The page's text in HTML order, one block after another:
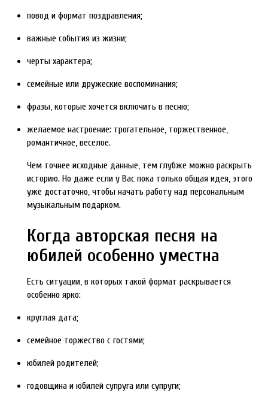
повод и формат поздравления;
важные события из жизни;
черты характера;
семейные или дружеские воспоминания;
фразы, которые хочется включить в песню;
желаемое настроение: трогательное, торжественное,
романтичное, веселое.
Чем точнее исходные данные, тем глубже можно раскрыть
историю. Но даже если у Вас пока только общая идея, этого
уже достаточно, чтобы начать работу над персональным
музыкальным подарком.
Когда авторская песня на
юбилей особенно уместна
Есть ситуации, в которых такой формат раскрывается
особенно ярко:
круглая дата;
семейное торжество с гостями;
юбилей родителей;
годовщина и юбилей супруга или супруги;